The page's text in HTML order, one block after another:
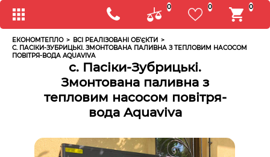
0 0 0
ЕКОНОМТЕПЛО > ВСІ РЕАЛІЗОВАНІ ОБ'ЄКТИ >
С. ПАСІКИ-ЗУБРИЦЬКІ. ЗМОНТОВАНА ПАЛИВНА З ТЕПЛОВИМ НАСОСОМ
ПОВІТРЯ-ВОДА AQUAVIVA
с. Пасіки-Зубрицькі.
Змонтована паливна з
тепловим насосом повітря-
вода Aquaviva